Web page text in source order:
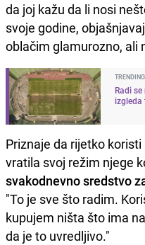
da joj kažu da li nosi
svoje godine,
oblačim glamurozno, ali
TRENDING
Radi
izgleda
Priznaje da rijetko
vratila svoj režim njege
svakodnevno sredstvo
"To je sve što radim.
kupujem ništa što ima
da je to uvredljivo."